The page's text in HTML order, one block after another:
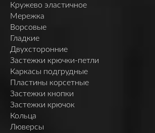
Кружево эластичное
Мережка
Ворсовые
Гладкие
Двухсторонние
Застежки крючки-петли
Каркасы подгрудные
Пластины корсетные
Застежки кнопки
Застежки крючок
Кольца
Люверсы